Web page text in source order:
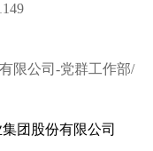
限公司 -党群工作部/
团股份有限公司